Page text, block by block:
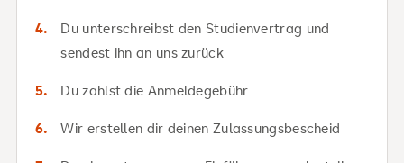
Du unterschreibst den Studienvertrag und
sendest ihn an uns zurück
Du zahlst die Anmeldegebühr
Wir erstellen dir deinen Zulassungsbescheid